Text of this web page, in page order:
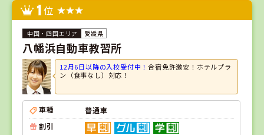
1位
愛媛県
八幡浜自動車教習所
12月6日以降の入校受付中！合宿免許激安！ホテルプラ
ン（食事なし）対応！
車種
普通車
割引